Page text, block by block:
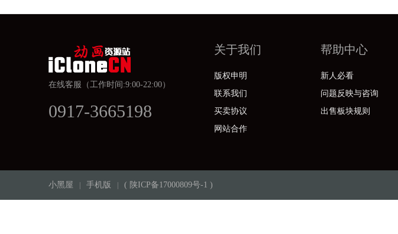
在线客服（工作时间:9:00-22:00）
0917-3665198
关于我们
版权申明
联系我们
买卖协议
网站合作
帮助中心
新人必看
问题反映与咨询
出售板块规则
小黑屋 手机版 ( 陕ICP备17000809号-1 )